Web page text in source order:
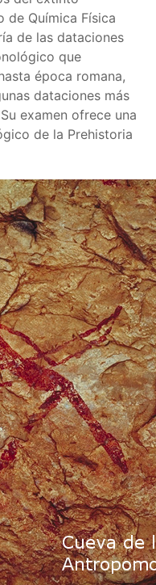
de Química Física
de las dataciones
que
época romana,
dataciones más
examen ofrece una
de la Prehistoria